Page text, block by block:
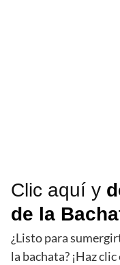
Clic aquí y
de la
¿Listo para
la bachata? ¡Haz